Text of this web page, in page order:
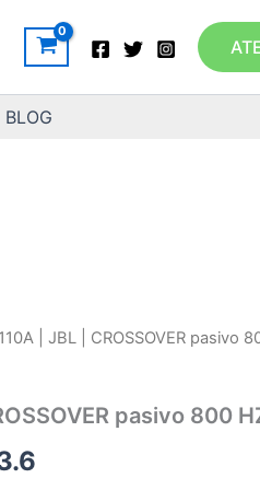
BLOG
| JBL | CROSSOVER pasivo
pasivo 800